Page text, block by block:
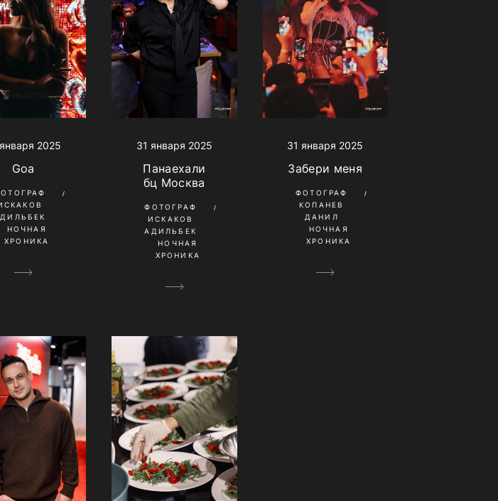
2025
Goa
НОЧНАЯ
ХРОНИКА
31 января 2025
Панаехали
бц Москва
ФОТОГРАФ
ИСКАКОВ
АДИЛЬБЕК
НОЧНАЯ
ХРОНИКА
31 января 2025
Забери меня
ФОТОГРАФ
КОПАНЕВ
ДАНИЛ
НОЧНАЯ
ХРОНИКА